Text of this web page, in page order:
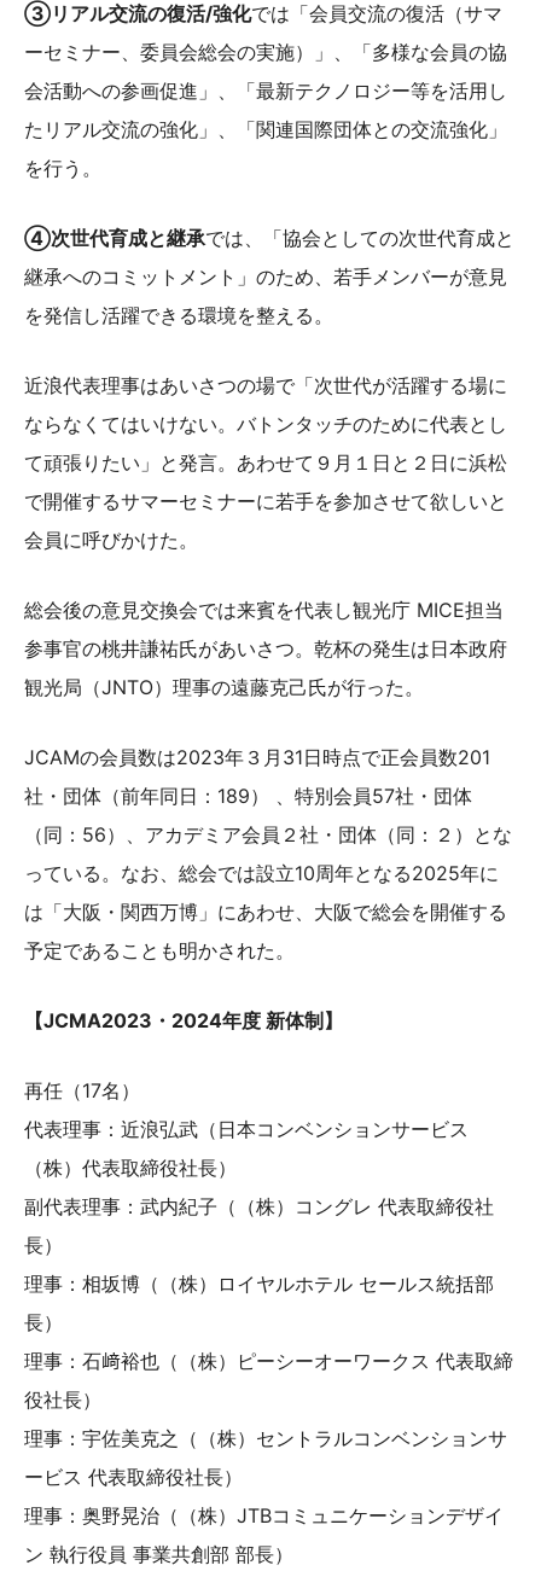
③リアル交流の復活/強化では「会員交流の復活（サマ
ーセミナー、委員会総会の実施）」、「多様な会員の協
会活動への参画促進」、「最新テクノロジー等を活用し
たリアル交流の強化」、「関連国際団体との交流強化」
を行う。
④次世代育成と継承では、「協会としての次世代育成と
継承へのコミットメント」のため、若手メンバーが意見
を発信し活躍できる環境を整える。
近浪代表理事はあいさつの場で「次世代が活躍する場に
ならなくてはいけない。バトンタッチのために代表とし
て頑張りたい」と発言。あわせて９月１日と２日に浜松
で開催するサマーセミナーに若手を参加させて欲しいと
会員に呼びかけた。
総会後の意見交換会では来賓を代表し観光庁 MICE担当
参事官の桃井謙祐氏があいさつ。乾杯の発生は日本政府
観光局（JNTO）理事の遠藤克己氏が行った。
JCAMの会員数は2023年３月31日時点で正会員数201
社・団体（前年同日：189） 、特別会員57社・団体
（同：56）、アカデミア会員２社・団体（同：２）とな
っている。なお、総会では設立10周年となる2025年に
は「大阪・関西万博」にあわせ、大阪で総会を開催する
予定であることも明かされた。
【JCMA2023・2024年度 新体制】
再任（17名）
代表理事：近浪弘武（日本コンベンションサービス
（株）代表取締役社長）
副代表理事：武内紀子（（株）コングレ 代表取締役社
長）
理事：相坂博（（株）ロイヤルホテル セールス統括部
長）
理事：石﨑裕也（（株）ピーシーオーワークス 代表取締
役社長）
理事：宇佐美克之（（株）セントラルコンベンションサ
ービス 代表取締役社長）
理事：奥野晃治（（株）JTBコミュニケーションデザイ
ン 執行役員 事業共創部 部長）